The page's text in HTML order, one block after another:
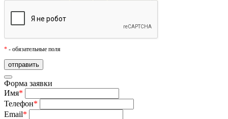
* - обязательные поля
Форма заявки
Имя*
Телефон*
Email*